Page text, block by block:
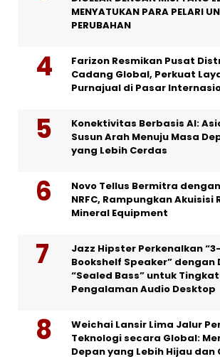
MENYATUKAN PARA PELARI
PERUBAHAN
Farizon Resmikan Pusat
Cadang Global, Perkuat
Purnajual di Pasar
Konektivitas Berbasis AI:
Susun Arah Menuju Masa
yang Lebih Cerdas
Novo Tellus Bermitra
NRFC, Rampungkan Akuisisi
Mineral Equipment
Jazz Hipster Perkenalkan
Bookshelf Speaker” dengan
“Sealed Bass” untuk
Pengalaman Audio Desktop
Weichai Lansir Lima Jalur
Teknologi secara Global:
Depan yang Lebih Hijau dan